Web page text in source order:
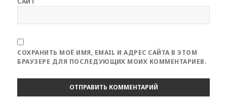
СОХРАНИТЬ МОЁ ИМЯ, EMAIL И АДРЕС САЙТА В ЭТОМ
БРАУЗЕРЕ ДЛЯ ПОСЛЕДУЮЩИХ МОИХ КОММЕНТАРИЕВ.